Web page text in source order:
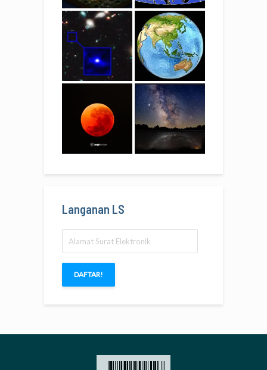
Langanan LS
Surat
Elektronik
DAFTAR!